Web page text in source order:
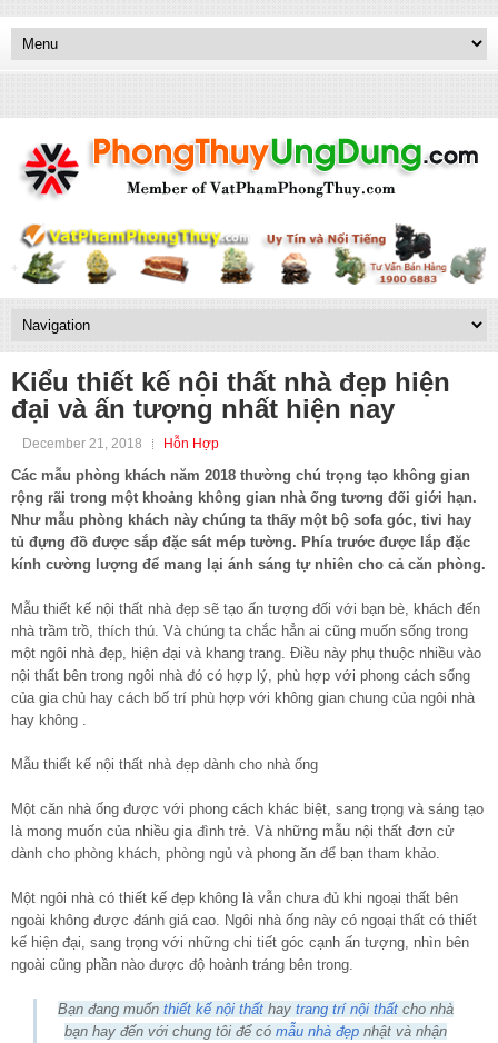
Kiểu thiết kế nội thất nhà đẹp hiện
đại và ấn tượng nhất hiện nay
December 21, 2018 Hỗn Hợp
Các mẫu phòng khách năm 2018 thường chú trọng tạo không gian
rộng rãi trong một khoảng không gian nhà ống tương đối giới hạn.
Như mẫu phòng khách này chúng ta thấy một bộ sofa góc, tivi hay
tủ đựng đồ được sắp đặc sát mép tường. Phía trước được lắp đặc
kính cường lượng để mang lại ánh sáng tự nhiên cho cả căn phòng.
Mẫu thiết kế nội thất nhà đẹp sẽ tạo ấn tượng đối với bạn bè, khách đến
nhà trầm trồ, thích thú. Và chúng ta chắc hẳn ai cũng muốn sống trong
một ngôi nhà đẹp, hiện đại và khang trang. Điều này phụ thuộc nhiều vào
nội thất bên trong ngôi nhà đó có hợp lý, phù hợp với phong cách sống
của gia chủ hay cách bố trí phù hợp với không gian chung của ngôi nhà
hay không .
Mẫu thiết kế nội thất nhà đẹp dành cho nhà ống
Một căn nhà ống được với phong cách khác biệt, sang trọng và sáng tạo
là mong muốn của nhiều gia đình trẻ. Và những mẫu nội thất đơn cử
dành cho phòng khách, phòng ngủ và phong ăn để bạn tham khảo.
Một ngôi nhà có thiết kế đẹp không là vẫn chưa đủ khi ngoại thất bên
ngoài không được đánh giá cao. Ngôi nhà ống này có ngoại thất có thiết
kế hiện đại, sang trọng với những chi tiết góc cạnh ấn tượng, nhìn bên
ngoài cũng phần nào được độ hoành tráng bên trong.
Bạn đang muốn thiết kế nội thất hay trang trí nội thất cho nhà
bạn hay đến với chung tôi để có mẫu nhà đẹp nhật và nhận